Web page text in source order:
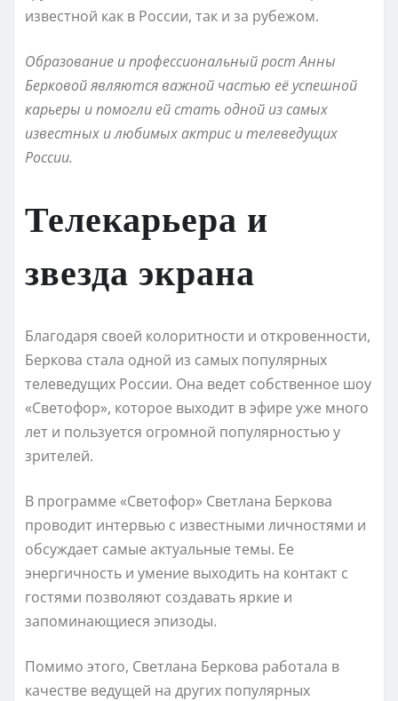
известной как в России, так и за рубежом.
Образование и профессиональный рост Анны
Берковой являются важной частью её успешной
карьеры и помогли ей стать одной из самых
известных и любимых актрис и телеведущих
России.
Телекарьера и
звезда экрана
Благодаря своей колоритности и откровенности,
Беркова стала одной из самых популярных
телеведущих России. Она ведет собственное шоу
«Светофор», которое выходит в эфире уже много
лет и пользуется огромной популярностью у
зрителей.
В программе «Светофор» Светлана Беркова
проводит интервью с известными личностями и
обсуждает самые актуальные темы. Ее
энергичность и умение выходить на контакт с
гостями позволяют создавать яркие и
запоминающиеся эпизоды.
Помимо этого, Светлана Беркова работала в
качестве ведущей на других популярных